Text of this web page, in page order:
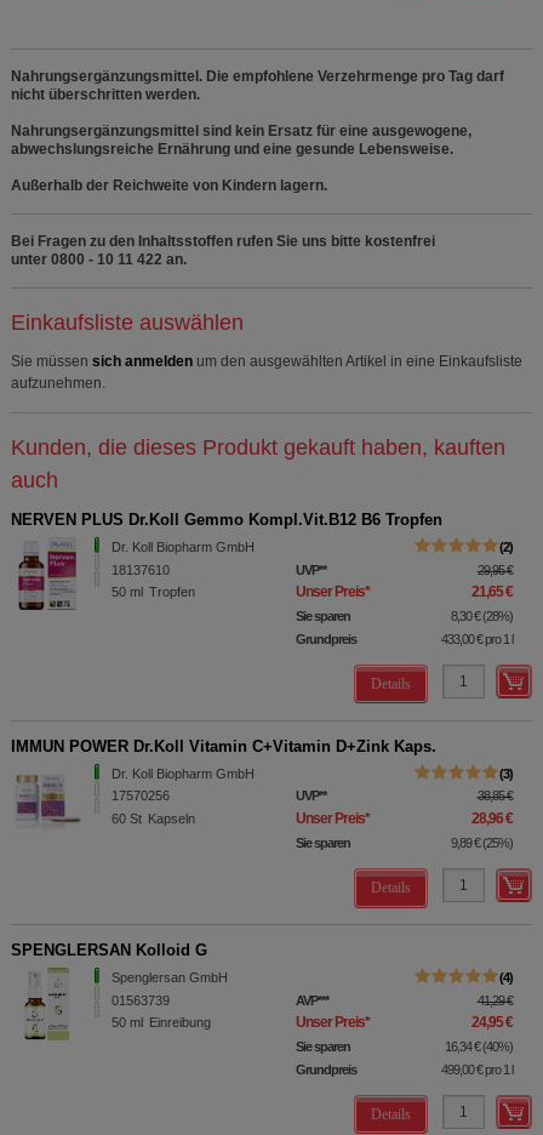
Nahrungsergänzungsmittel. Die empfohlene Verzehrmenge pro Tag darf
nicht überschritten werden.
Nahrungsergänzungsmittel sind kein Ersatz für eine ausgewogene,
abwechslungsreiche Ernährung und eine gesunde Lebensweise.
Außerhalb der Reichweite von Kindern lagern.
Bei Fragen zu den Inhaltsstoffen rufen Sie uns bitte kostenfrei
unter 0800 - 10 11 422 an.
Einkaufsliste auswählen
Sie müssen sich anmelden um den ausgewählten Artikel in eine Einkaufsliste
aufzunehmen.
Kunden, die dieses Produkt gekauft haben, kauften
auch
NERVEN PLUS Dr.Koll Gemmo Kompl.Vit.B12 B6 Tropfen
Dr. Koll Biopharm GmbH
18137610
50 ml Tropfen
2
UVP** 29,95 €
Unser Preis* 21,65 €
Sie sparen 8,30 € (28%)
Grundpreis
433,00 €pro 1 l
Details
IMMUN POWER Dr.Koll Vitamin C+Vitamin D+Zink Kaps.
Dr. Koll Biopharm GmbH
17570256
60 St Kapseln
3
UVP** 38,85 €
Unser Preis* 28,96 €
Sie sparen 9,89 € (25%)
Details
SPENGLERSAN Kolloid G
Spenglersan GmbH
01563739
50 ml Einreibung
4
AVP*** 41,29 €
Unser Preis* 24,95 €
Sie sparen 16,34 € (40%)
Grundpreis
499,00 €pro 1 l
Details